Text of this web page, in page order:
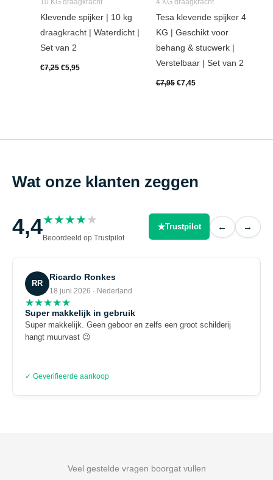
10 KG draagkracht
Klevende spijker | 10 kg
draagkracht | Waterdicht |
Set van 2
€7,25 €5,95
4 KG draagkracht
Tesa klevende spijker 4
KG | Geschikt voor
behang & stucwerk |
Verstelbaar | Set van 2
€7,95 €7,45
Wat onze klanten zeggen
4,4★★★★★
Beoordeeld op Trustpilot
★Trustpilot ← →
RR
Ricardo Ronkes
18 juni 2026 · Nederland
★★★★★
Super makkelijk in gebruik
Super makkelijk. Geen geboor en zelfs een groot schilderij
hangt muurvast 😉
✓ Geverifieerde aankoop
Veel gestelde vragen boorgat vullen